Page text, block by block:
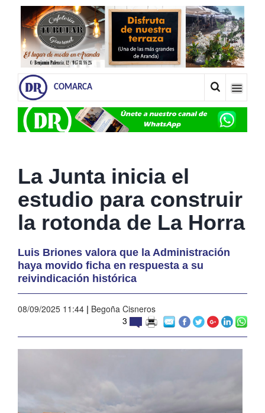
COMARCA
La Junta inicia el
estudio para construir
la rotonda de La Horra
Luis Briones valora que la Administración
haya movido ficha en respuesta a su
reivindicación histórica
08/09/2025 11:44 | Begoña Cisneros
3